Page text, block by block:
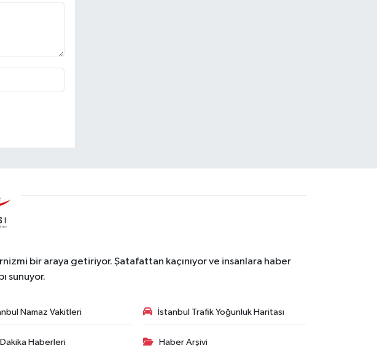
bir araya getiriyor. Şatafattan kaçınıyor ve insanlara haber
sunuyor.
Namaz Vakitleri İstanbul Trafik Yoğunluk Haritası
Haberleri Haber Arşivi